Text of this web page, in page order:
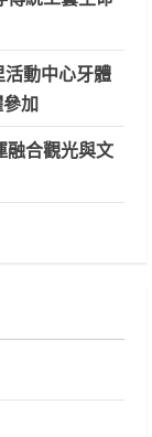
活動中心牙體
加
融合觀光與文